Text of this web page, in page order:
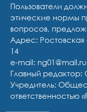
Пользователи
этические нормы
вопросов,
Адрес: Ростовская
14
e-mail: ng01@mail.ru
Главный
Учредитель:
ответственностью